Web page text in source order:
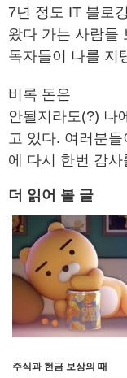
7년 정도 IT 블로
왔다 가는 사람들
독자들이 나를 지
비록 돈은
안될지라도(?) 나
고 있다. 여러분들
에 다시 한번 감사
더 읽어 볼 글
주식과 현금 보상의 때